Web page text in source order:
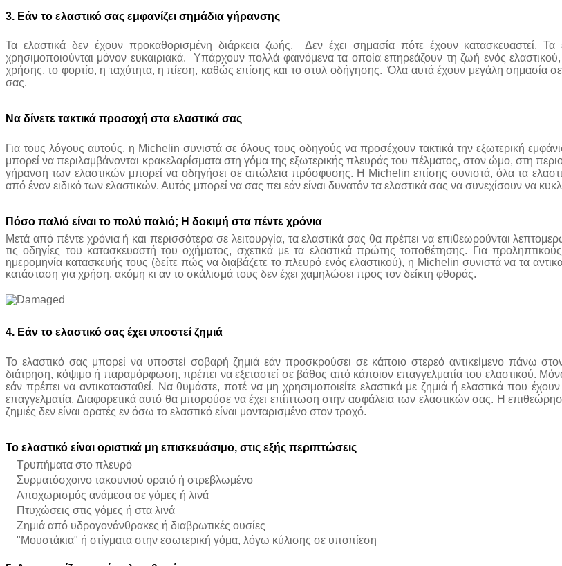
3. Εάν το ελαστικό σας εμφανίζει σημάδια γήρανσης
Τα ελαστικά δεν έχουν προκαθορισμένη διάρκεια ζωής, Δεν έχει σημασία πότε έχουν κατασκευαστεί.
χρησιμοποιούνται μόνον ευκαιριακά. Υπάρχουν πολλά φαινόμενα τα οποία επηρεάζουν τη ζωή ενός
χρήσης, το φορτίο, η ταχύτητα, η πίεση, καθώς επίσης και το στυλ οδήγησης. Όλα αυτά έχουν μεγάλη σημασία
σας.
Να δίνετε τακτικά προσοχή στα ελαστικά σας
Για τους λόγους αυτούς, η Michelin συνιστά σε όλους τους οδηγούς να προσέχουν τακτικά την εξωτερική
μπορεί να περιλαμβάνονται κρακελαρίσματα στη γόμα της εξωτερικής πλευράς του πέλματος, στον ώμο, στη
γήρανση των ελαστικών μπορεί να οδηγήσει σε απώλεια πρόσφυσης. Η Michelin επίσης συνιστά, όλα τα
από έναν ειδικό των ελαστικών. Αυτός μπορεί να σας πει εάν είναι δυνατόν τα ελαστικά σας να συνεχίσουν να
Πόσο παλιό είναι το πολύ παλιό; Η δοκιμή στα πέντε χρόνια
Μετά από πέντε χρόνια ή και περισσότερα σε λειτουργία, τα ελαστικά σας θα πρέπει να επιθεωρούνται
τις οδηγίες του κατασκευαστή του οχήματος, σχετικά με τα ελαστικά πρώτης τοποθέτησης. Για
ημερομηνία κατασκευής τους (δείτε πώς να διαβάζετε το πλευρό ενός ελαστικού), η Michelin συνιστά να τα
κατάσταση για χρήση, ακόμη κι αν το σκάλισμά τους δεν έχει χαμηλώσει προς τον δείκτη φθοράς.
4. Εάν το ελαστικό σας έχει υποστεί ζημιά
Το ελαστικό σας μπορεί να υποστεί σοβαρή ζημιά εάν προσκρούσει σε κάποιο στερεό αντικείμενο πάνω
διάτρηση, κόψιμο ή παραμόρφωση, πρέπει να εξεταστεί σε βάθος από κάποιον επαγγελματία του ελαστικού.
εάν πρέπει να αντικατασταθεί. Να θυμάστε, ποτέ να μη χρησιμοποιείτε ελαστικά με ζημιά ή ελαστικά που
επαγγελματία. Διαφορετικά αυτό θα μπορούσε να έχει επίπτωση στην ασφάλεια των ελαστικών σας. Η
ζημιές δεν είναι ορατές εν όσω το ελαστικό είναι μονταρισμένο στον τροχό.
Το ελαστικό είναι οριστικά μη επισκευάσιμο, στις εξής περιπτώσεις
Τρυπήματα στο πλευρό
Συρματόσχοινο τακουνιού ορατό ή στρεβλωμένο
Αποχωρισμός ανάμεσα σε γόμες ή λινά
Πτυχώσεις στις γόμες ή στα λινά
Ζημιά από υδρογονάνθρακες ή διαβρωτικές ουσίες
"Μουστάκια" ή στίγματα στην εσωτερική γόμα, λόγω κύλισης σε υποπίεση